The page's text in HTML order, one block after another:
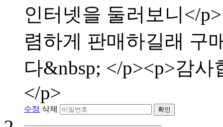
인터넷을 둘러보니</
렴하게 판매하길래 구
다&nbsp; </p><p>감
</p>
수정 삭제 확인